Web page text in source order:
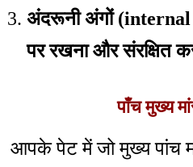
अंदरूनी अंगों
पर रखना और संरक्षित
पाँच मुख्य
आपके पेट में जो मुख्य पांच